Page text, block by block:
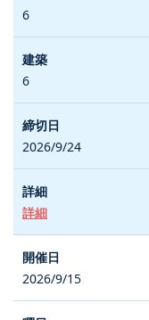
6
6
2026/9/24
詳細
2026/9/15